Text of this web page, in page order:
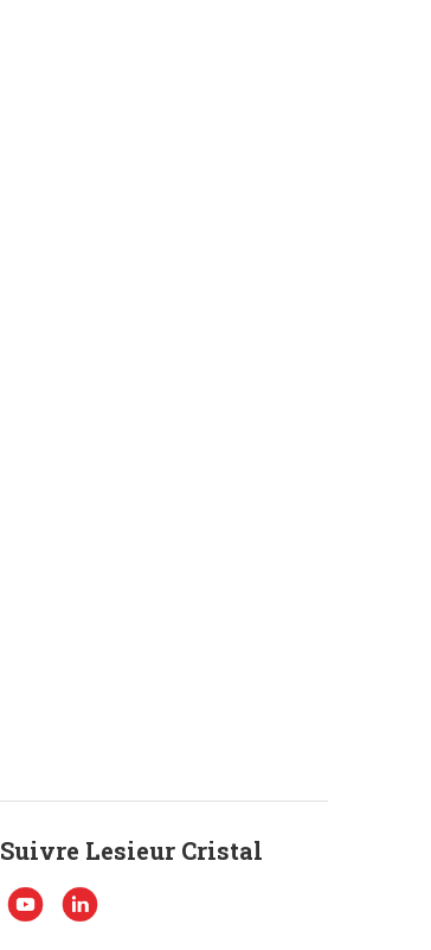
Suivre Lesieur Cristal